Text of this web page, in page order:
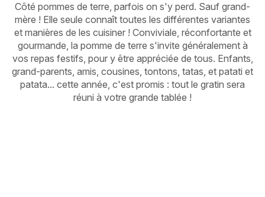
Côté pommes de terre, parfois on s'y perd. Sauf grand-
mère ! Elle seule connaît toutes les différentes variantes
et manières de les cuisiner ! Conviviale, réconfortante et
gourmande, la pomme de terre s'invite généralement à
vos repas festifs, pour y être appréciée de tous. Enfants,
grand-parents, amis, cousines, tontons, tatas, et patati et
patata... cette année, c'est promis : tout le gratin sera
réuni à votre grande tablée !